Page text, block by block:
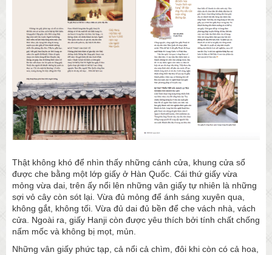
Thật không khó để nhìn thấy những cánh cửa, khung cửa sổ
được che bằng một lớp giấy ở Hàn Quốc. Cái thứ giấy vừa
mỏng vừa dai, trên ấy nổi lên những vân giấy tự nhiên là những
sợi vỏ cây còn sót lại. Vừa đủ mỏng để ánh sáng xuyên qua,
không gắt, không tối. Vừa đủ dai đủ bền để che vách nhà, vách
cửa. Ngoài ra, giấy Hanji còn được yêu thích bởi tính chất chống
nấm mốc và không bị mọt, mủn.
Những vân giấy phức tạp, cả nổi cả chìm, đôi khi còn có cả hoa,